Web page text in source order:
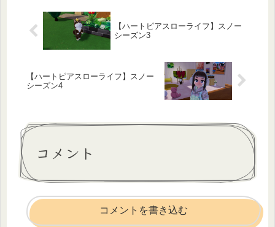
【ハートピアスローライフ】スノー
シーズン3
【ハートピアスローライフ】スノー
シーズン4
コメント
コメントを書き込む